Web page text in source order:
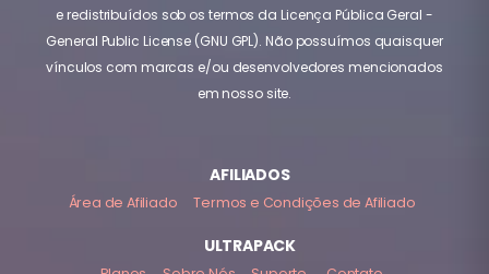
e redistribuídos sob os termos da Licença Pública Geral -
General Public License (GNU GPL). Não possuímos quaisquer
vínculos com marcas e/ou desenvolvedores mencionados
em nosso site.
AFILIADOS
Área de Afiliado Termos e Condições de Afiliado
ULTRAPACK